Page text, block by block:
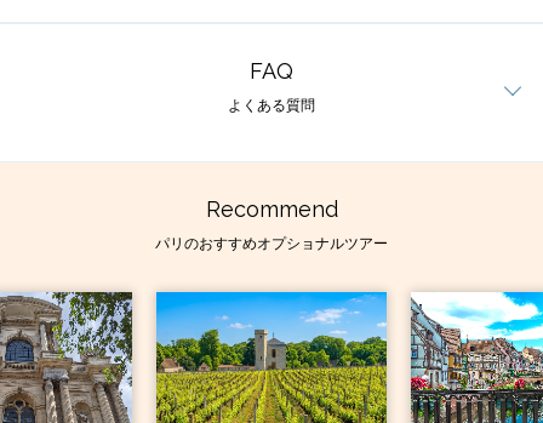
FAQ
よくある質問
Recommend
パリのおすすめオプショナルツアー